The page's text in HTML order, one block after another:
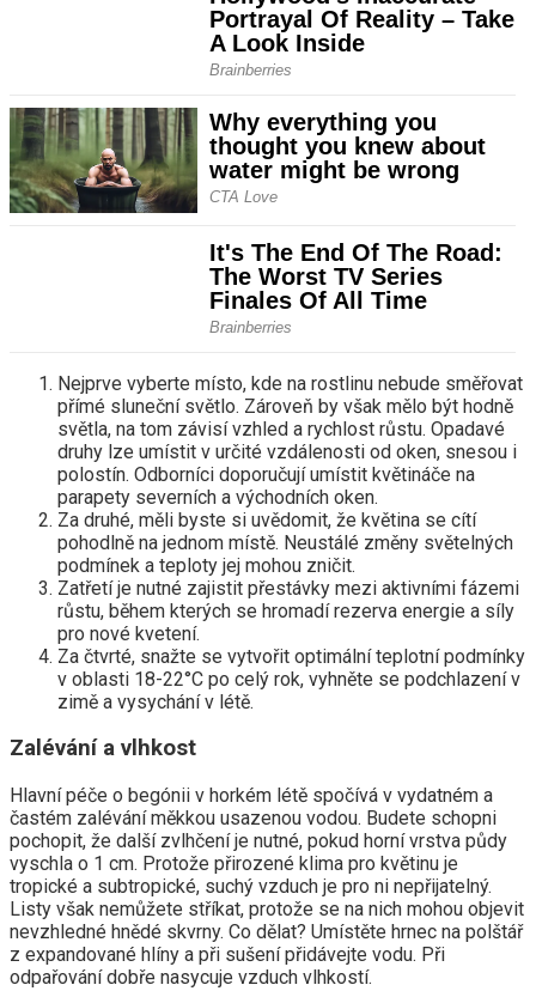
Nejprve vyberte místo, kde na rostlinu nebude směřovat
přímé sluneční světlo. Zároveň by však mělo být hodně
světla, na tom závisí vzhled a rychlost růstu. Opadavé
druhy lze umístit v určité vzdálenosti od oken, snesou i
polostín. Odborníci doporučují umístit květináče na
parapety severních a východních oken.
Za druhé, měli byste si uvědomit, že květina se cítí
pohodlně na jednom místě. Neustálé změny světelných
podmínek a teploty jej mohou zničit.
Zatřetí je nutné zajistit přestávky mezi aktivními fázemi
růstu, během kterých se hromadí rezerva energie a síly
pro nové kvetení.
Za čtvrté, snažte se vytvořit optimální teplotní podmínky
v oblasti 18-22°C po celý rok, vyhněte se podchlazení v
zimě a vysychání v létě.
Zalévání a vlhkost
Hlavní péče o begónii v horkém létě spočívá v vydatném a
častém zalévání měkkou usazenou vodou. Budete schopni
pochopit, že další zvlhčení je nutné, pokud horní vrstva půdy
vyschla o 1 cm. Protože přirozené klima pro květinu je
tropické a subtropické, suchý vzduch je pro ni nepřijatelný.
Listy však nemůžete stříkat, protože se na nich mohou objevit
nevzhledné hnědé skvrny. Co dělat? Umístěte hrnec na polštář
z expandované hlíny a při sušení přidávejte vodu. Při
odpařování dobře nasycuje vzduch vlhkostí.